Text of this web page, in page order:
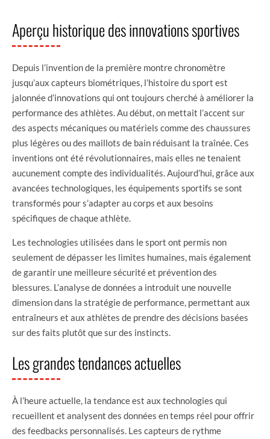
Aperçu historique des innovations sportives
Depuis l’invention de la première montre chronomètre
jusqu’aux capteurs biométriques, l’histoire du sport est
jalonnée d’innovations qui ont toujours cherché à améliorer la
performance des athlètes. Au début, on mettait l’accent sur
des aspects mécaniques ou matériels comme des chaussures
plus légères ou des maillots de bain réduisant la traînée. Ces
inventions ont été révolutionnaires, mais elles ne tenaient
aucunement compte des individualités. Aujourd’hui, grâce aux
avancées technologiques, les équipements sportifs se sont
transformés pour s’adapter au corps et aux besoins
spécifiques de chaque athlète.
Les technologies utilisées dans le sport ont permis non
seulement de dépasser les limites humaines, mais également
de garantir une meilleure sécurité et prévention des
blessures. L’analyse de données a introduit une nouvelle
dimension dans la stratégie de performance, permettant aux
entraîneurs et aux athlètes de prendre des décisions basées
sur des faits plutôt que sur des instincts.
Les grandes tendances actuelles
À l’heure actuelle, la tendance est aux technologies qui
recueillent et analysent des données en temps réel pour offrir
des feedbacks personnalisés. Les capteurs de rythme